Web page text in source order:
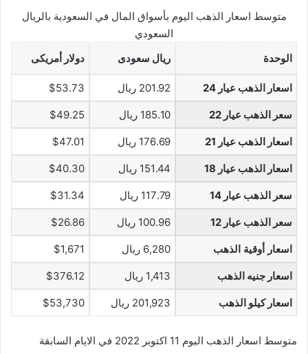
متوسط اسعار الذهب اليوم بأسواق المال في السعودية بالريال
السعودي
الوحدة
ريال سعودى دولار أمريكى
اسعار الذهب عيار 24 201.92 ريال $53.73
سعر الذهب عيار 22 185.10 ريال $49.25
اسعار الذهب عيار 21 176.69 ريال $47.01
اسعار الذهب عيار 18 151.44 ريال $40.30
سعر الذهب عيار 14 117.79 ريال $31.34
سعر الذهب عيار 12 100.96 ريال $26.86
اسعار أوقية الذهب 6,280 ريال $1,671
اسعار جنيه الذهب 1,413 ريال $376.12
اسعار كيلو الذهب 201,923 ريال $53,730
متوسط اسعار الذهب اليوم 11 اكتوبر 2022 في الايام السابقة